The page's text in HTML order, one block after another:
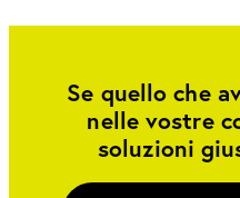
Se quello che
nelle vostre
soluzioni